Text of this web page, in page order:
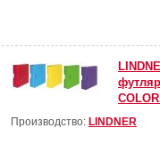
Производство: LINDNER